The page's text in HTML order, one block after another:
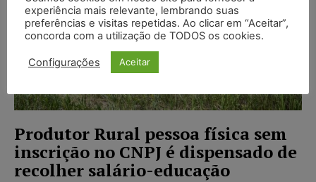
Produtor Rural pessoa física sem
inscrição no CNPJ é dispensado de
recolher salário-educação
experiência mais relevante, lembrando suas
preferências e visitas repetidas. Ao clicar em “Aceitar”,
concorda com a utilização de TODOS os cookies.
Configurações Aceitar